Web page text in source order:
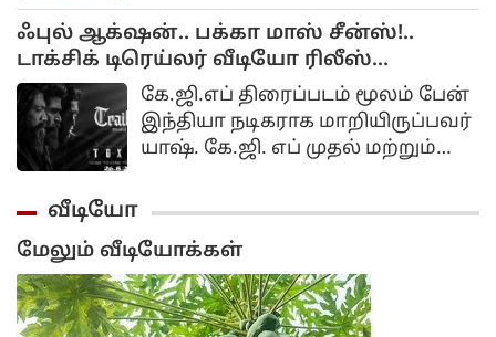
வெளியாகவுள்ள நிலையில்,
இதற்கான ட்ரெய்லர் வெளியீட்டு
விழா பெங்களூருவில் நேற்று
கோலாகலமாக நடைபெற்றது.
திரைப்படம் ஜிடிஎன் (G.
ஃபுல் ஆக்‌ஷன்.. பக்கா மாஸ் சீன்ஸ்!..
டாக்சிக் டிரெய்லர் வீடியோ ரிலீஸ்...
கே.ஜி.எப் திரைப்படம் மூலம் பேன்
இந்தியா நடிகராக மாறியிருப்பவர்
யாஷ். கே.ஜி. எப் முதல் மற்றும்
செய்யப்பட்டு இந்தியா முழுவதும்
பல கோடி வசூலை அள்ளியது.
வீடியோ
மேலும் வீடியோக்கள்